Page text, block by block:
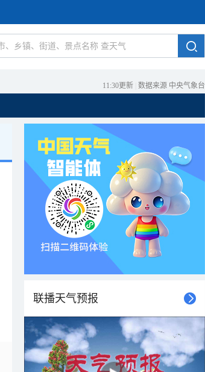
11:30更新 数据来源 中央气象台
联播天气预报